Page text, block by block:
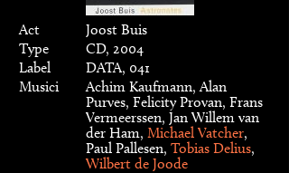
Act
Joost Buis
Type
CD, 2004
Label
DATA, 041
Musici
Achim Kaufmann, Alan
Purves, Felicity Provan, Frans
Vermeerssen, Jan Willem van
der Ham, Michael Vatcher,
Paul Pallesen, Tobias Delius,
Wilbert de Joode